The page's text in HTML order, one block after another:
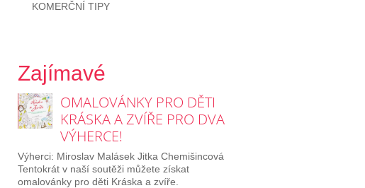
KOMERČNÍ TIPY
Zajímavé
OMALOVÁNKY PRO DĚTI
KRÁSKA A ZVÍŘE PRO DVA
VÝHERCE!
Výherci: Miroslav Malásek Jitka Chemišincová
Tentokrát v naší soutěži můžete získat
omalovánky pro děti Kráska a zvíře.